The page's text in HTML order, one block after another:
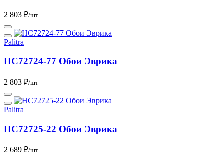
2 803 ₽/шт
Palitra
HC72724-77 Обои Эврика
2 803 ₽/шт
Palitra
HC72725-22 Обои Эврика
2 689 ₽/шт